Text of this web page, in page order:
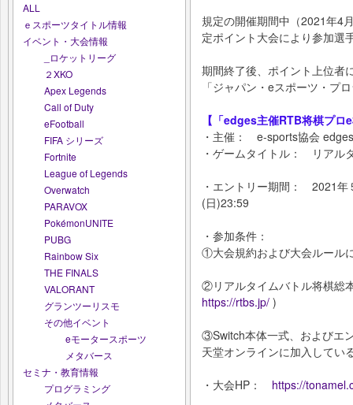
ALL
ｅスポーツタイトル情報
イベント・大会情報
_ロケットリーグ
２XKO
Apex Legends
Call of Duty
eFootball
FIFA シリーズ
Fortnite
League of Legends
Overwatch
PARAVOX
PokémonUNITE
PUBG
Rainbow Six
THE FINALS
VALORANT
グランツーリスモ
その他イベント
eモータースポーツ
メタバース
セミナ・教育情報
プログラミング
規定の開催期間中（2021年4
定ポイント大会により参加選
期間終了後、ポイント上位者
「ジャパン・eスポーツ・プ
【「edges主催RTB将棋プロ
・主催： e-sports協会 edges
・ゲームタイトル： リアル
・エントリー期間： 2021年
(日)23:59
・参加条件：
①大会規約および大会ルール
②リアルタイムバトル将棋総
https://rtbs.jp/ )
③Switch本体一式、およびエ
天堂オンラインに加入してい
・大会HP： https://